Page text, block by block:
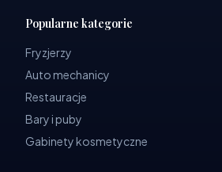
Popularne kategorie
Fryzjerzy
Auto mechanicy
Restauracje
Bary i puby
Gabinety kosmetyczne